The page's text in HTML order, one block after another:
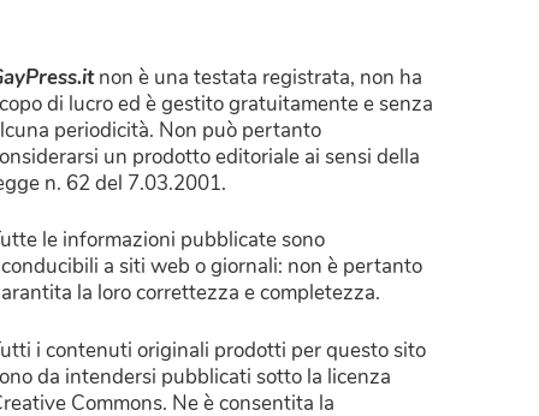
non è una testata registrata, non ha
di lucro ed è gestito gratuitamente e senza
periodicità. Non può pertanto
un prodotto editoriale ai sensi della
n. 62 del 7.03.2001.
le informazioni pubblicate sono
a siti web o giornali: non è pertanto
la loro correttezza e completezza.
i contenuti originali prodotti per questo sito
da intendersi pubblicati sotto la licenza
Commons. Ne è consentita la